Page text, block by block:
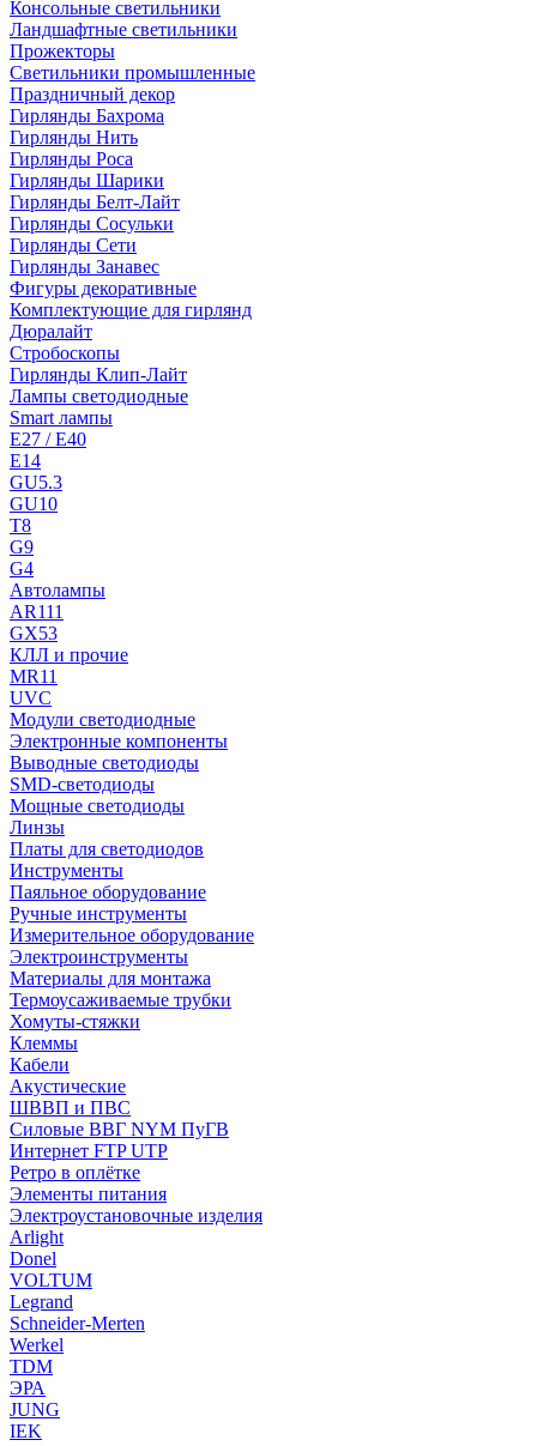
Консольные светильники
Ландшафтные светильники
Прожекторы
Светильники промышленные
Праздничный декор
Гирлянды Бахрома
Гирлянды Нить
Гирлянды Роса
Гирлянды Шарики
Гирлянды Белт-Лайт
Гирлянды Сосульки
Гирлянды Сети
Гирлянды Занавес
Фигуры декоративные
Комплектующие для гирлянд
Дюралайт
Стробоскопы
Гирлянды Клип-Лайт
Лампы светодиодные
Smart лампы
E27 / E40
E14
GU5.3
GU10
T8
G9
G4
Автолампы
AR111
GX53
КЛЛ и прочие
MR11
UVC
Модули светодиодные
Электронные компоненты
Выводные светодиоды
SMD-светодиоды
Мощные светодиоды
Линзы
Платы для светодиодов
Инструменты
Паяльное оборудование
Ручные инструменты
Измерительное оборудование
Электроинструменты
Материалы для монтажа
Термоусаживаемые трубки
Хомуты-стяжки
Клеммы
Кабели
Акустические
ШВВП и ПВС
Силовые ВВГ NYM ПуГВ
Интернет FTP UTP
Ретро в оплётке
Элементы питания
Электроустановочные изделия
Arlight
Donel
VOLTUM
Legrand
Schneider-Merten
Werkel
TDM
ЭРА
JUNG
IEK